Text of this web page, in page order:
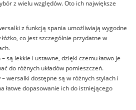
z wielu względów. Oto ich największe
z funkcją spania umożliwiają wygodne
co jest szczególnie przydatne w
– są lekkie i ustawne, dzięki czemu łatwo je
do różnych układów pomieszczeń.
– wersalki dostępne są w różnych stylach i
łatwe dopasowanie ich do istniejącego